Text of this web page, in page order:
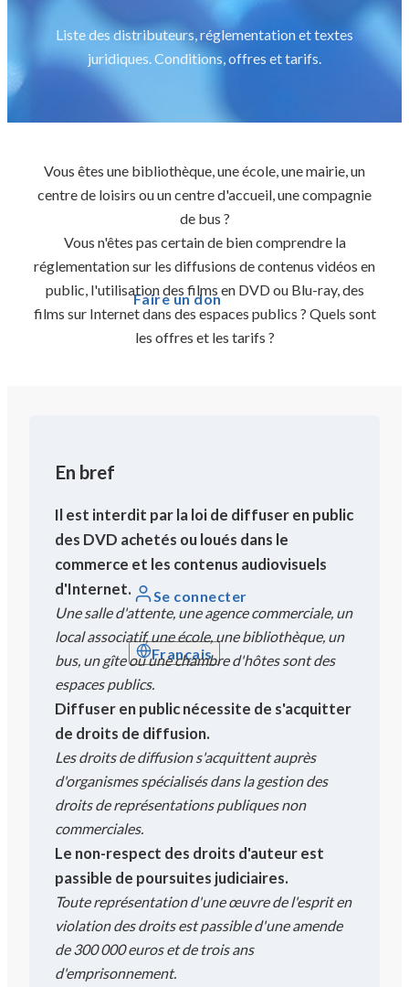
Faire un don
Se connecter
Français
Liste des distributeurs, réglementation et textes
juridiques. Conditions, offres et tarifs.
Vous êtes une bibliothèque, une école, une mairie, un
centre de loisirs ou un centre d'accueil, une compagnie
de bus ?
Vous n'êtes pas certain de bien comprendre la
réglementation sur les diffusions de contenus vidéos en
public, l'utilisation des films en DVD ou Blu-ray, des
films sur Internet dans des espaces publics ? Quels sont
les offres et les tarifs ?
En bref
Il est interdit par la loi de diffuser en public
des DVD achetés ou loués dans le
commerce et les contenus audiovisuels
d'Internet.
Une salle d'attente, une agence commerciale, un
local associatif, une école, une bibliothèque, un
bus, un gîte ou une chambre d'hôtes sont des
espaces publics.
Diffuser en public nécessite de s'acquitter
de droits de diffusion.
Les droits de diffusion s'acquittent auprès
d'organismes spécialisés dans la gestion des
droits de représentations publiques non
commerciales.
Le non-respect des droits d'auteur est
passible de poursuites judiciaires.
Toute représentation d'une œuvre de l'esprit en
violation des droits est passible d'une amende
de 300 000 euros et de trois ans
d'emprisonnement.